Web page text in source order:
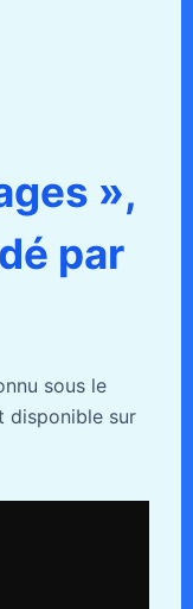
»,
par
sous le
disponible sur